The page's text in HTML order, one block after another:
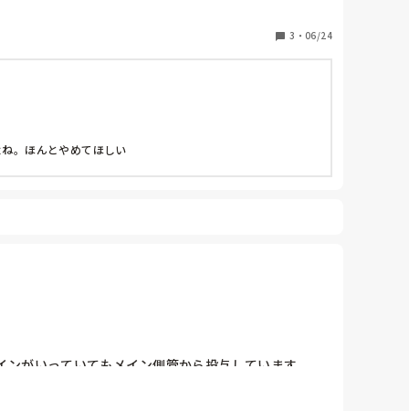
で仕方ありません…
3 ・ 06/24
。ほんとやめてほしい
がいっていてもメイン側管から投与しています。